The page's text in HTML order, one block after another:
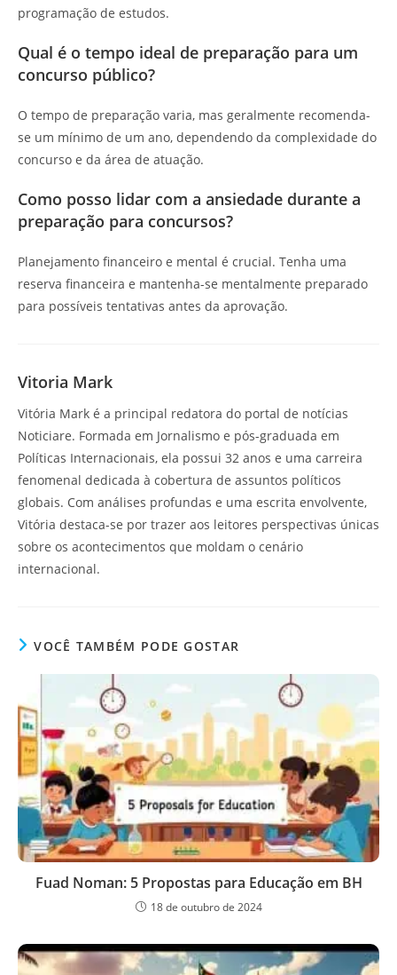
programação de estudos.
Qual é o tempo ideal de preparação para um
concurso público?
O tempo de preparação varia, mas geralmente recomenda-
se um mínimo de um ano, dependendo da complexidade do
concurso e da área de atuação.
Como posso lidar com a ansiedade durante a
preparação para concursos?
Planejamento financeiro e mental é crucial. Tenha uma
reserva financeira e mantenha-se mentalmente preparado
para possíveis tentativas antes da aprovação.
Vitoria Mark
Vitória Mark é a principal redatora do portal de notícias
Noticiare. Formada em Jornalismo e pós-graduada em
Políticas Internacionais, ela possui 32 anos e uma carreira
fenomenal dedicada à cobertura de assuntos políticos
globais. Com análises profundas e uma escrita envolvente,
Vitória destaca-se por trazer aos leitores perspectivas únicas
sobre os acontecimentos que moldam o cenário
internacional.
VOCÊ TAMBÉM PODE GOSTAR
Fuad Noman: 5 Propostas para Educação em BH
18 de outubro de 2024